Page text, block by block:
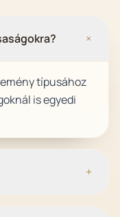
+
típusához
is egyedi
+